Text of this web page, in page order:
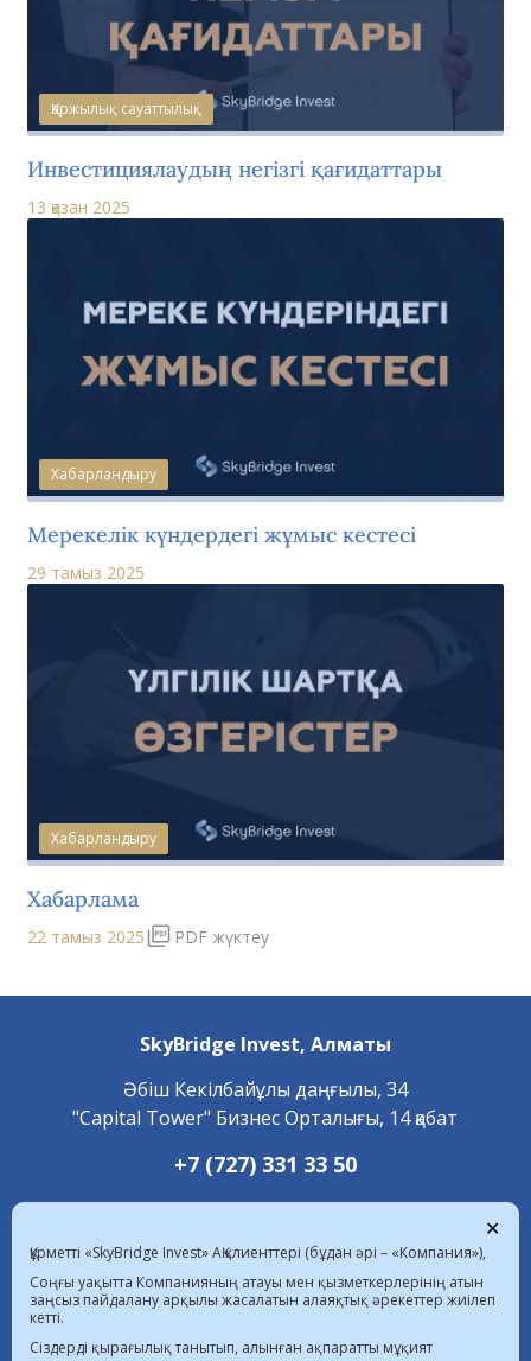
Қаржылық сауаттылық
Инвестициялаудың негізгі қағидаттары
13 қазан 2025
Хабарландыру
Мерекелік күндердегі жұмыс кестесі
29 тамыз 2025
Хабарландыру
Хабарлама
22 тамыз 2025 PDF жүктеу
SkyBridge Invest, Алматы
Әбіш Кекілбайұлы даңғылы, 34
"Capital Tower" Бизнес Орталығы, 14 қабат
+7 (727) 331 33 50
Мәңгілік Ел даңғылы, 55/21,
«С 4.2» блок, 1 қабат
✕
Құрметті «SkyBridge Invest» АҚ клиенттері (бұдан әрі – «Компания»),
Соңғы уақытта Компанияның атауы мен қызметкерлерінің атын
заңсыз пайдалану арқылы жасалатын алаяқтық әрекеттер жиілеп
кетті.
Сіздерді қырағылық танытып, алынған ақпаратты мұқият